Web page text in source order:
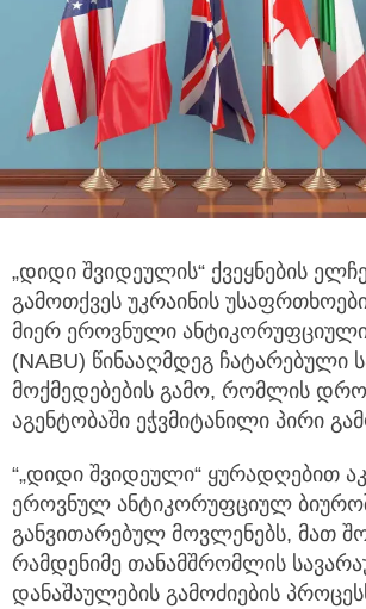
„დიდი შვიდეულის“ ქვეყნების
გამოთქვეს უკრაინის
მიერ ეროვნული
(NABU) წინააღმდეგ ჩატარებული
მოქმედებების გამო, რომლის
აგენტობაში ეჭვმიტანილი პირი
“„დიდი შვიდეული“ ყურადღებით
ეროვნულ ანტიკორუფციულ
განვითარებულ მოვლენებს, მათ
რამდენიმე თანამშრომლის
დანაშაულების გამოძიების